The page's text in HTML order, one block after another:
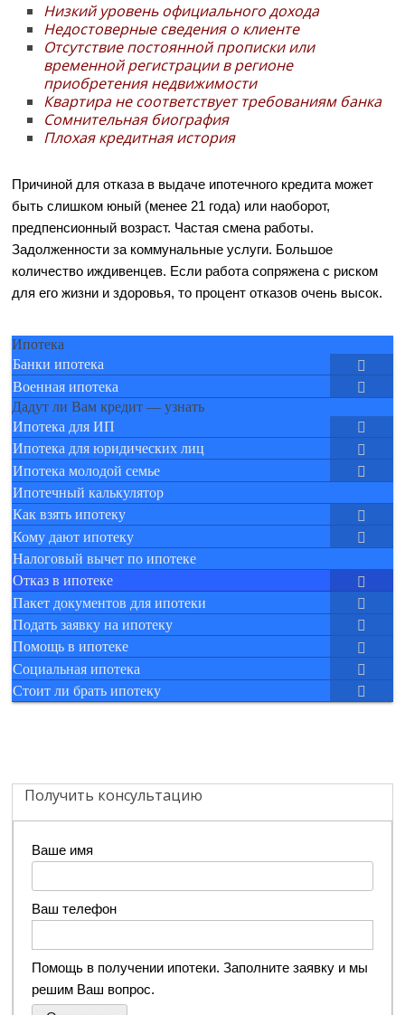
Низкий уровень официального дохода
Недостоверные сведения о клиенте
Отсутствие постоянной прописки или
временной регистрации в регионе
приобретения недвижимости
Квартира не соответствует требованиям банка
Сомнительная биография
Плохая кредитная история
Причиной для отказа в выдаче ипотечного кредита может
быть слишком юный (менее 21 года) или наоборот,
предпенсионный возраст. Частая смена работы.
Задолженности за коммунальные услуги. Большое
количество иждивенцев. Если работа сопряжена с риском
для его жизни и здоровья, то процент отказов очень высок.
Ипотека
Банки ипотека
Военная ипотека
Дадут ли Вам кредит — узнать
Ипотека для ИП
Ипотека для юридических лиц
Ипотека молодой семье
Ипотечный калькулятор
Как взять ипотеку
Кому дают ипотеку
Налоговый вычет по ипотеке
Отказ в ипотеке
Пакет документов для ипотеки
Подать заявку на ипотеку
Помощь в ипотеке
Социальная ипотека
Стоит ли брать ипотеку
Получить консультацию
Ваше имя
Ваш телефон
Помощь в получении ипотеки. Заполните заявку и мы
решим Ваш вопрос.